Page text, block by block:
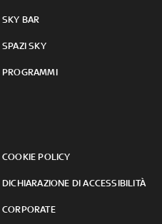
SKY BAR
SPAZI SKY
PROGRAMMI
COOKIE POLICY
DICHIARAZIONE DI ACCESSIBILITÀ
CORPORATE